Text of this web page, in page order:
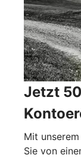
Jetzt
Mit
Sie von